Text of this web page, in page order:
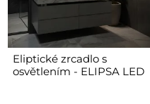
Eliptické zrcadlo s
osvětlením - ELIPSA LED